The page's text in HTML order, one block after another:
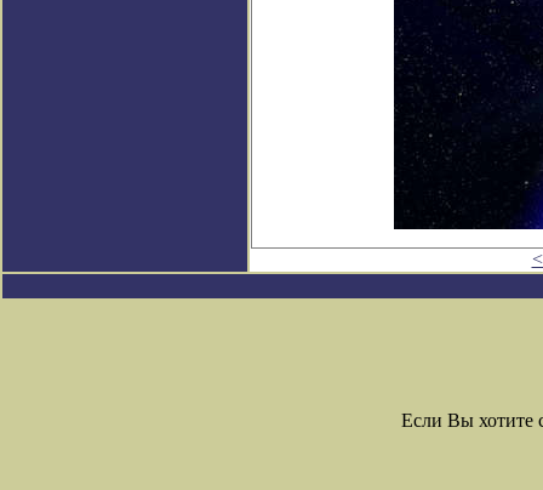
Если Вы хотите